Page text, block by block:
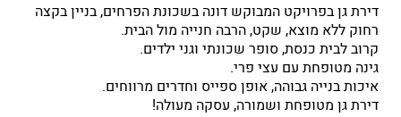
דירת גן בפרויקט המבוקש דונה בשכונת הפרחים, בניין בקצה
רחוק ללא מוצא, שקט, הרבה חנייה מול הבית.
קרוב לבית כנסת, סופר שכונתי וגני ילדים.
גינה מטופחת עם עצי פרי.
איכות בנייה גבוהה, אופן ספייס וחדרים מרווחים.
דירת גן מטופחת ושמורה, עסקה מעולה!